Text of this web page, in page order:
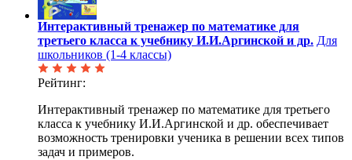
Интерактивный тренажер по математике для
третьего класса к учебнику И.И.Аргинской и др. Для
школьников (1-4 классы)
Рейтинг:
Интерактивный тренажер по математике для третьего
класса к учебнику И.И.Аргинской и др. обеспечивает
возможность тренировки ученика в решении всех типов
задач и примеров.